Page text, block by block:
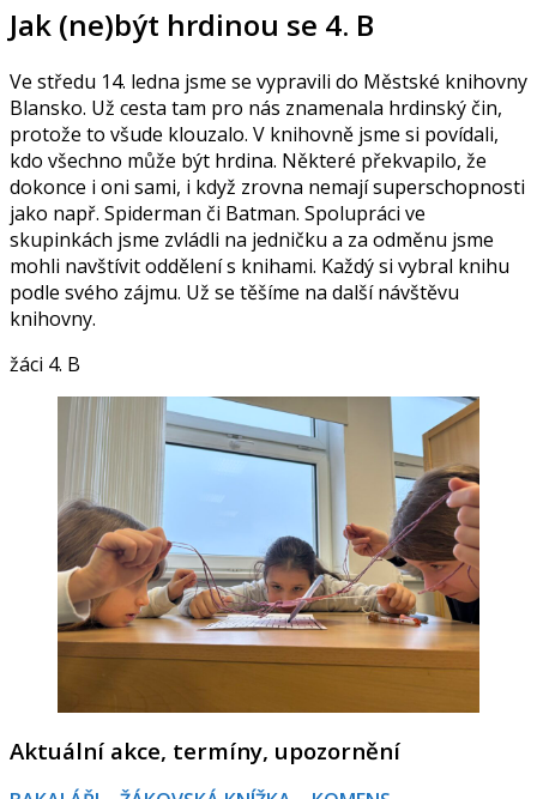
Jak (ne)být hrdinou se 4. B
Ve středu 14. ledna jsme se vypravili do Městské knihovny
Blansko. Už cesta tam pro nás znamenala hrdinský čin,
protože to všude klouzalo. V knihovně jsme si povídali,
kdo všechno může být hrdina. Některé překvapilo, že
dokonce i oni sami, i když zrovna nemají superschopnosti
jako např. Spiderman či Batman. Spolupráci ve
skupinkách jsme zvládli na jedničku a za odměnu jsme
mohli navštívit oddělení s knihami. Každý si vybral knihu
podle svého zájmu. Už se těšíme na další návštěvu
knihovny.
žáci 4. B
Aktuální akce, termíny, upozornění